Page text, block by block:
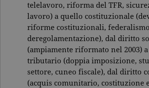
telelavoro, riforma del TFR,
lavoro) a quello costituzionale
riforme costituzionali,
deregolamentazione), dal diritto
(ampiamente riformato nel 2003)
tributario (doppia imposizione,
settore, cuneo fiscale), dal diritto
(acquis comunitario, costituzione